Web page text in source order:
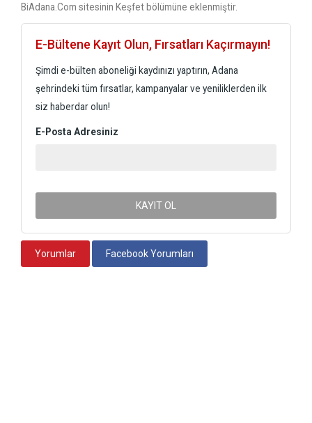
BiAdana.Com sitesinin Keşfet bölümüne eklenmiştir.
E-Bültene Kayıt Olun, Fırsatları Kaçırmayın!
Şimdi e-bülten aboneliği kaydınızı yaptırın, Adana
şehrindeki tüm fırsatlar, kampanyalar ve yeniliklerden ilk
siz haberdar olun!
E-Posta Adresiniz
KAYIT OL
Yorumlar Facebook Yorumları